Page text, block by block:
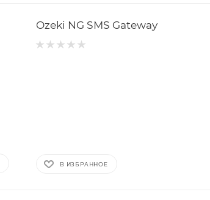
Ozeki NG SMS Gateway
В ИЗБРАННОЕ